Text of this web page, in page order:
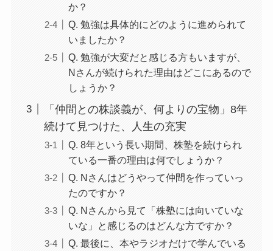
か？
Q. 勉強は具体的にどのように進められて
いましたか？
Q. 勉強が大変だと感じる方もいますが、
Nさんが続けられた理由はどこにあるので
しょうか？
「仲間との株談義が、何よりの宝物」8年
続けて見つけた、人生の充実
Q. 8年という長い期間、株塾を続けられ
ている一番の理由は何でしょうか？
Q. Nさんはどうやって仲間を作っていっ
たのですか？
Q. Nさんから見て「株塾には向いていな
いな」と感じるのはどんな方ですか？
Q. 最後に、本やラジオだけで学んでいる